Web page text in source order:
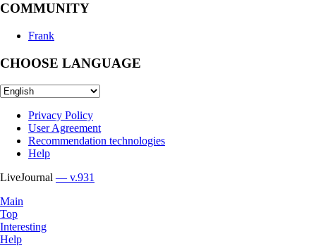
COMMUNITY
Frank
CHOOSE LANGUAGE
Privacy Policy
User Agreement
Recommendation technologies
Help
LiveJournal — v.931
Main
Top
Interesting
Help